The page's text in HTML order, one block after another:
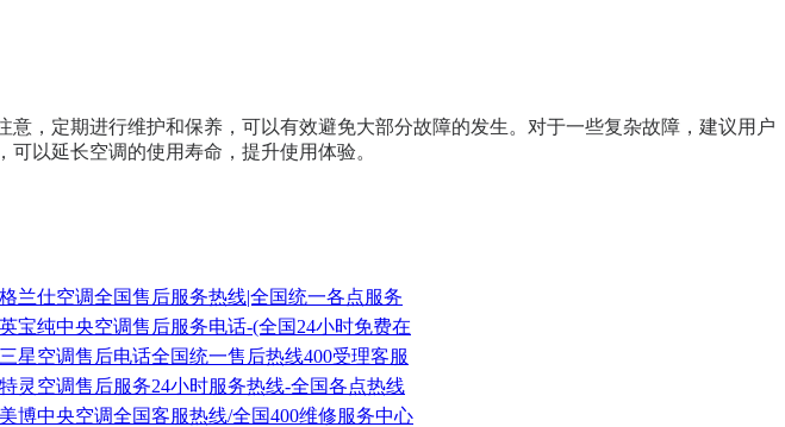
，定期进行维护和保养，可以有效避免大部分故障的发生。对于一些复杂故障，建议用户
以延长空调的使用寿命，提升使用体验。
格兰仕空调全国售后服务热线|全国统一各点服务
英宝纯中央空调售后服务电话-(全国24小时免费在
三星空调售后电话全国统一售后热线400受理客服
特灵空调售后服务24小时服务热线-全国各点热线
美博中央空调全国客服热线/全国400维修服务中心